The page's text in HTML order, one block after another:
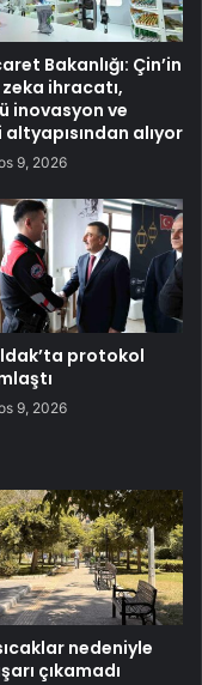
Bakanlığı: Çin’in
ihracatı,
inovasyon ve
alıyor
9, 2026
protokol
9, 2026
nedeniyle
çıkamadı